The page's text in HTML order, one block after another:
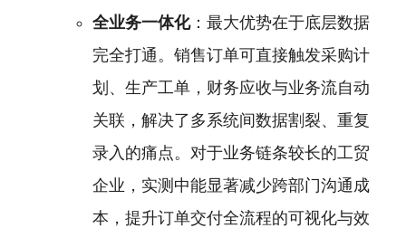
全业务一体化：最大优势在于底层数据
完全打通。销售订单可直接触发采购计
划、生产工单，财务应收与业务流自动
关联，解决了多系统间数据割裂、重复
录入的痛点。对于业务链条较长的工贸
企业，实测中能显著减少跨部门沟通成
本，提升订单交付全流程的可视化与效